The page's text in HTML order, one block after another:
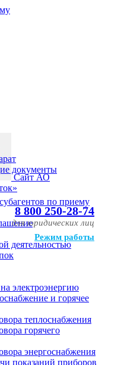
Сайт АО
8 800 250-28-74
для юридических лиц
Режим работы
документы
по приему
деятельностью
электроэнергию
и горячее
теплоснабжения
горячего
энергоснабжения
показаний приборов